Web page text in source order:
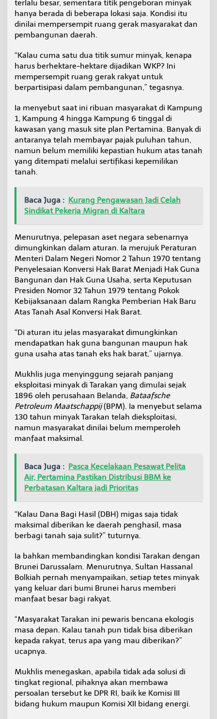
terlalu besar, sementara titik pengeboran minyak
hanya berada di beberapa lokasi saja. Kondisi itu
dinilai mempersempit ruang gerak masyarakat dan
pembangunan daerah.
“Kalau cuma satu dua titik sumur minyak, kenapa
harus berhektare-hektare dijadikan WKP? Ini
mempersempit ruang gerak rakyat untuk
berpartisipasi dalam pembangunan,” tegasnya.
Ia menyebut saat ini ribuan masyarakat di Kampung
1, Kampung 4 hingga Kampung 6 tinggal di
kawasan yang masuk site plan Pertamina. Banyak di
antaranya telah membayar pajak puluhan tahun,
namun belum memiliki kepastian hukum atas tanah
yang ditempati melalui sertifikasi kepemilikan
tanah.
Baca Juga : Kurang Pengawasan Jadi Celah
Sindikat Pekerja Migran di Kaltara
Menurutnya, pelepasan aset negara sebenarnya
dimungkinkan dalam aturan. Ia merujuk Peraturan
Menteri Dalam Negeri Nomor 2 Tahun 1970 tentang
Penyelesaian Konversi Hak Barat Menjadi Hak Guna
Bangunan dan Hak Guna Usaha, serta Keputusan
Presiden Nomor 32 Tahun 1979 tentang Pokok
Kebijaksanaan dalam Rangka Pemberian Hak Baru
Atas Tanah Asal Konversi Hak Barat.
“Di aturan itu jelas masyarakat dimungkinkan
mendapatkan hak guna bangunan maupun hak
guna usaha atas tanah eks hak barat,” ujarnya.
Mukhlis juga menyinggung sejarah panjang
eksploitasi minyak di Tarakan yang dimulai sejak
1896 oleh perusahaan Belanda, Bataafsche
Petroleum Maatschappij(BPM). Ia menyebut selama
130 tahun minyak Tarakan telah dieksploitasi,
namun masyarakat dinilai belum memperoleh
manfaat maksimal.
Baca Juga : Pasca Kecelakaan Pesawat Pelita
Air, Pertamina Pastikan Distribusi BBM ke
Perbatasan Kaltara jadi Prioritas
“Kalau Dana Bagi Hasil (DBH) migas saja tidak
maksimal diberikan ke daerah penghasil, masa
berbagi tanah saja sulit?” tuturnya.
Ia bahkan membandingkan kondisi Tarakan dengan
Brunei Darussalam. Menurutnya, Sultan Hassanal
Bolkiah pernah menyampaikan, setiap tetes minyak
yang keluar dari bumi Brunei harus memberi
manfaat besar bagi rakyat.
“Masyarakat Tarakan ini pewaris bencana ekologis
masa depan. Kalau tanah pun tidak bisa diberikan
kepada rakyat, terus apa yang mau diberikan?”
ucapnya.
Mukhlis menegaskan, apabila tidak ada solusi di
tingkat regional, pihaknya akan membawa
persoalan tersebut ke DPR RI, baik ke Komisi III
bidang hukum maupun Komisi XII bidang energi.